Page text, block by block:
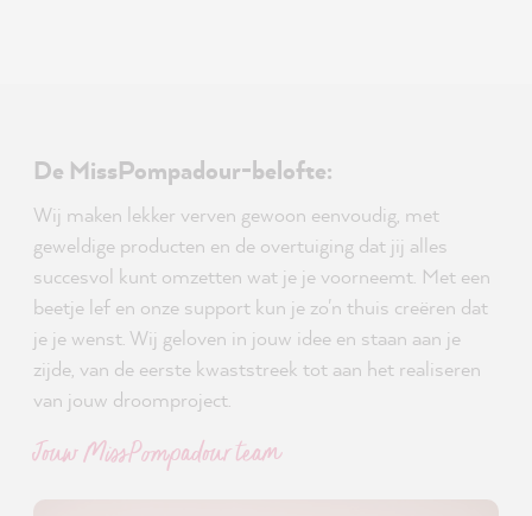
De MissPompadour-belofte:
Wij maken lekker verven gewoon eenvoudig, met
geweldige producten en de overtuiging dat jij alles
succesvol kunt omzetten wat je je voorneemt. Met een
beetje lef en onze support kun je zo'n thuis creëren dat
je je wenst. Wij geloven in jouw idee en staan aan je
zijde, van de eerste kwaststreek tot aan het realiseren
van jouw droomproject.
Jouw MissPompadour team